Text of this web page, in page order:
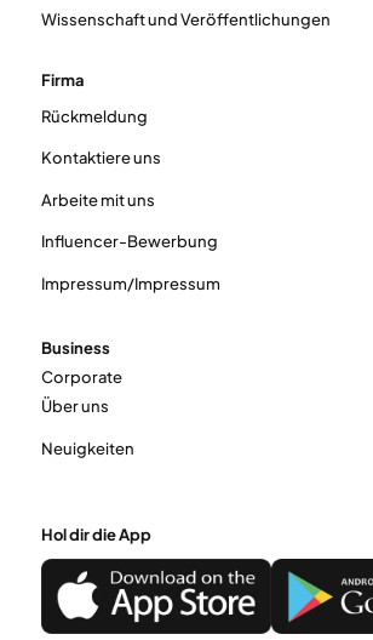
Wissenschaft und Veröffentlichungen
Firma
Rückmeldung
Kontaktiere uns
Arbeite mit uns
Influencer-Bewerbung
Impressum/Impressum
Business
Corporate
Über uns
Neuigkeiten
Hol dir die App